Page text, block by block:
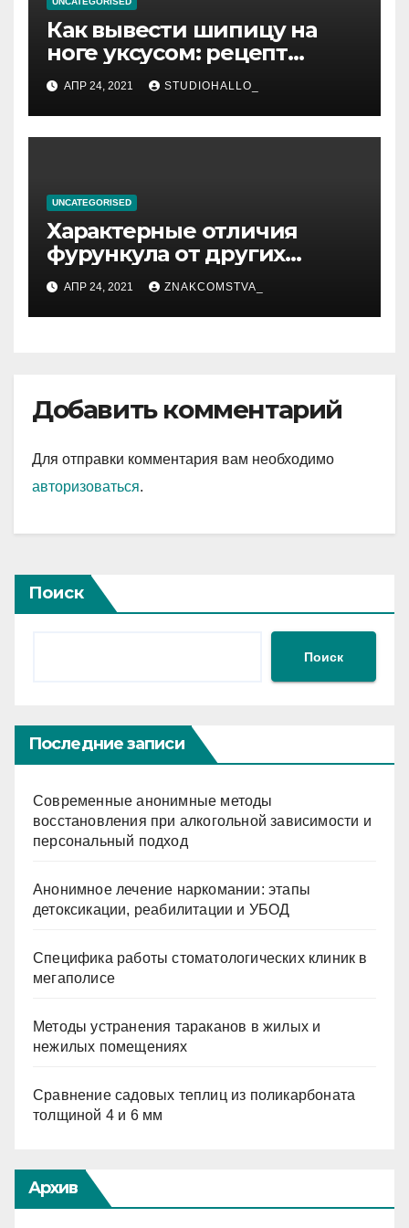
Как вывести шипицу на
ноге уксусом: рецепт
приготовления
компрессов и теста
АПР 24, 2021 STUDIOHALLO_
UNCATEGORISED
Характерные отличия
фурункула от других
заболеваний
АПР 24, 2021 ZNAKCOMSTVA_
Добавить комментарий
Для отправки комментария вам необходимо
авторизоваться.
Поиск
Поиск
Последние записи
Современные анонимные методы
восстановления при алкогольной зависимости и
персональный подход
Анонимное лечение наркомании: этапы
детоксикации, реабилитации и УБОД
Специфика работы стоматологических клиник в
мегаполисе
Методы устранения тараканов в жилых и
нежилых помещениях
Сравнение садовых теплиц из поликарбоната
толщиной 4 и 6 мм
Архив